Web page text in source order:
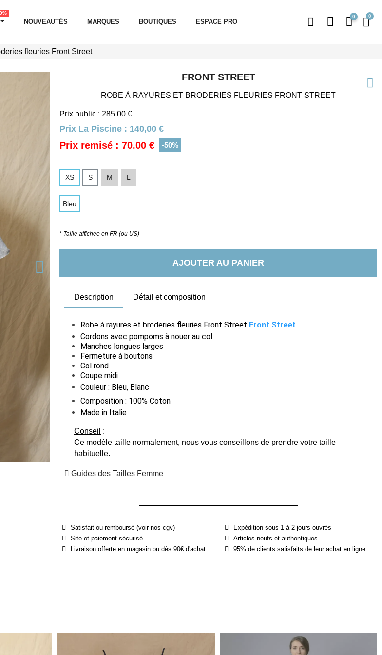
NOUVEAUTÉS MARQUES BOUTIQUES ESPACE PRO
0
fleuries Front Street
FRONT STREET
ROBE À RAYURES ET BRODERIES FLEURIES FRONT STREET
Prix public : 285,00 €
Prix La Piscine : 140,00 €
Prix remisé : 70,00 € -50%
XS S M L
Bleu
* Taille affichée en FR (ou US)
AJOUTER AU PANIER
Description Détail et composition
Robe à rayures et broderies fleuries Front Street Front Street
Cordons avec pompoms à nouer au col
Manches longues larges
Fermeture à boutons
Col rond
Coupe midi
Couleur : Bleu, Blanc
Composition : 100% Coton
Made in Italie
Conseil :
Ce modèle taille normalement, nous vous conseillons de prendre votre taille
habituelle.
Guides des Tailles Femme
Satisfait ou remboursé (voir nos cgv)
Site et paiement sécurisé
Livraison offerte en magasin ou dès 90€ d'achat
Expédition sous 1 à 2 jours ouvrés
Articles neufs et authentiques
95% de clients satisfaits de leur achat en ligne